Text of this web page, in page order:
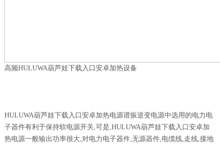
高频HULUWA葫芦娃下载入口安卓加热设备
HULUWA葫芦娃下载入口安卓加热电源谱振逆变电源中选用的电力电
子器件有利于保持软电源开关,可是,HULUWA葫芦娃下载入口安卓加
热电源一般输出功率很大,对电力电子器件,无源器件,电缆线,走线,接地